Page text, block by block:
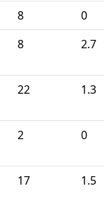
8
0
8 2.7
22 1.3
2 0
17 1.5